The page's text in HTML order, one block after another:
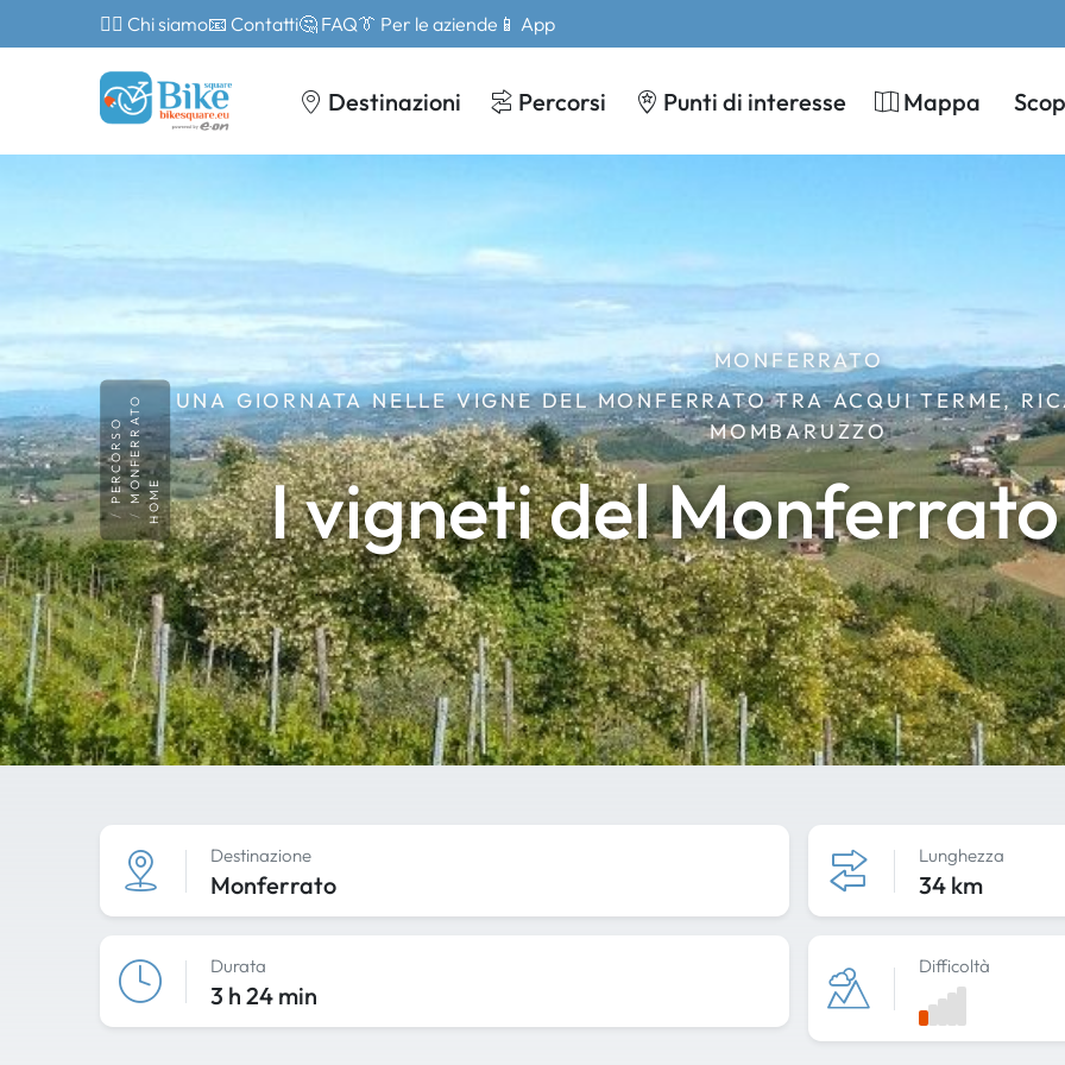
🙎‍♂️ Chi siamo📧 Contatti🤔 FAQ👔 Per le aziende 📱 App
Destinazioni Percorsi Punti di interesse Mappa
MONFERRATO
UNA GIORNATA NELLE VIGNE DEL MONFERRATO TRA ACQUI TERME,
MOMBARUZZO
I vigneti del
HOME
MONFERRATO
PERCORSO
Destinazione
Monferrato
Lunghezza
34 km
Durata
3 h 24 min
Difficoltà